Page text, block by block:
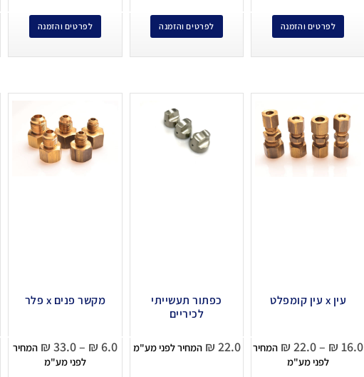
לפרטים והזמנה לפרטים והזמנה לפרטים והזמנה
עין x עין קומפלט
₪ 16.0
–
₪ 22.0
המחיר
לפני מע"מ
כפתור תעשייתי
לכיריים
₪ 22.0 המחיר לפני מע"מ
מקשר פנים x פלר
₪ 6.0
–
₪ 33.0
המחיר
לפני מע"מ